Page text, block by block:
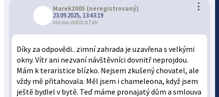
⋮
Marek2005 (neregistrovaný)
23.09.2025, 13:43:19
xxx:xxx.dd0b:b7ab
Díky za odpovědi.. zimní zahrada je uzavřena s velkými
okny. Vítr ani nezvaní návštěvníci dovnitř neprojdou.
Mám k teraristice blízko. Nejsem zkušený chovatel, ale
vždy mě přitahovala. Měl jsem i chameleona, když jsem
ještě bydlel v bytě. Teď máme pronajatý dům a smlouva